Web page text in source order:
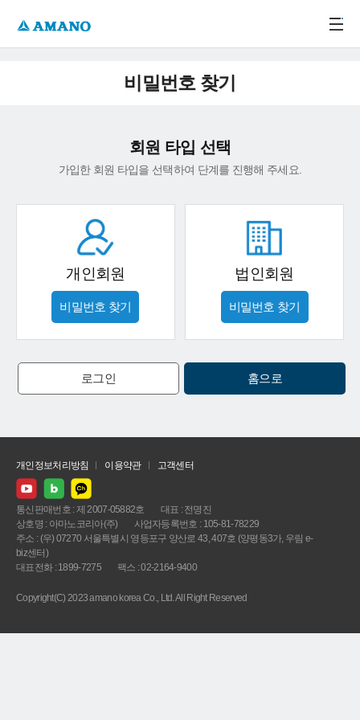
비밀번호 찾기
회원 타입 선택
가입한 회원 타입을 선택하여 단계를 진행해 주세요.
개인회원
비밀번호 찾기
법인회원
비밀번호 찾기
로그인 홈으로
개인정보처리방침 이용약관 고객센터
통신판매번호 : 제 2007-05882호
대표 : 전명진
상호명 : 아마노코리아(주)
사업자등록번호 : 105-81-78229
주소 : (우) 07270 서울특별시 영등포구 양산로 43, 407호 (양평동3가, 우림 e-
biz센터)
대표전화 : 1899-7275
팩스 : 02-2164-9400
Copyright(C) 2023 amano korea Co., Ltd. All Right Reserved